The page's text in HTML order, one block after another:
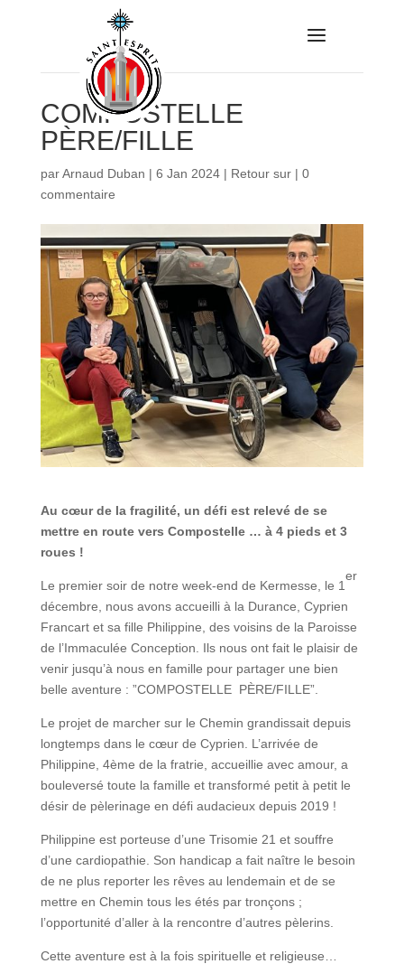
COMPOSTELLE
PÈRE/FILLE
parArnaud Duban | 6 Jan 2024| Retour sur| 0
commentaire
Au cœur de la fragilité, un défi est relevé de se
mettre en route vers Compostelle … à 4 pieds et 3
roues !
Le premier soir de notre week-end de Kermesse, le 1
er
décembre, nous avons accueilli à la Durance, Cyprien
Francart et sa fille Philippine, des voisins de la Paroisse
de l’Immaculée Conception. Ils nous ont fait le plaisir de
venir jusqu’à nous en famille pour partager une bien
belle aventure : ”COMPOSTELLE PÈRE/FILLE”.
Le projet de marcher sur le Chemin grandissait depuis
longtemps dans le cœur de Cyprien. L’arrivée de
Philippine, 4ème de la fratrie, accueillie avec amour, a
bouleversé toute la famille et transformé petit à petit le
désir de pèlerinage en défi audacieux depuis 2019 !
Philippine est porteuse d’une Trisomie 21 et souffre
d’une cardiopathie. Son handicap a fait naître le besoin
de ne plus reporter les rêves au lendemain et de se
mettre en Chemin tous les étés par tronçons ;
l’opportunité d’aller à la rencontre d’autres pèlerins.
Cette aventure est à la fois spirituelle et religieuse…